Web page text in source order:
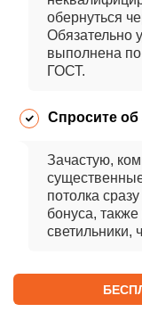
обернуться
Обязательно
выполнена
ГОСТ.
Спросите об
Зачастую,
потолка
бонуса,
светильники,
на
в
Проект
и с
вопросы
скидку